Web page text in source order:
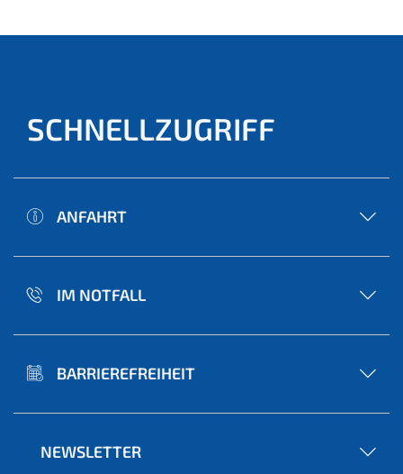
SCHNELLZUGRIFF
ANFAHRT
IM NOTFALL
BARRIEREFREIHEIT
NEWSLETTER